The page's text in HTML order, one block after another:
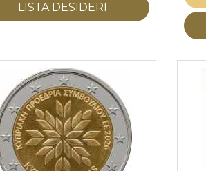
LISTA DESIDERI